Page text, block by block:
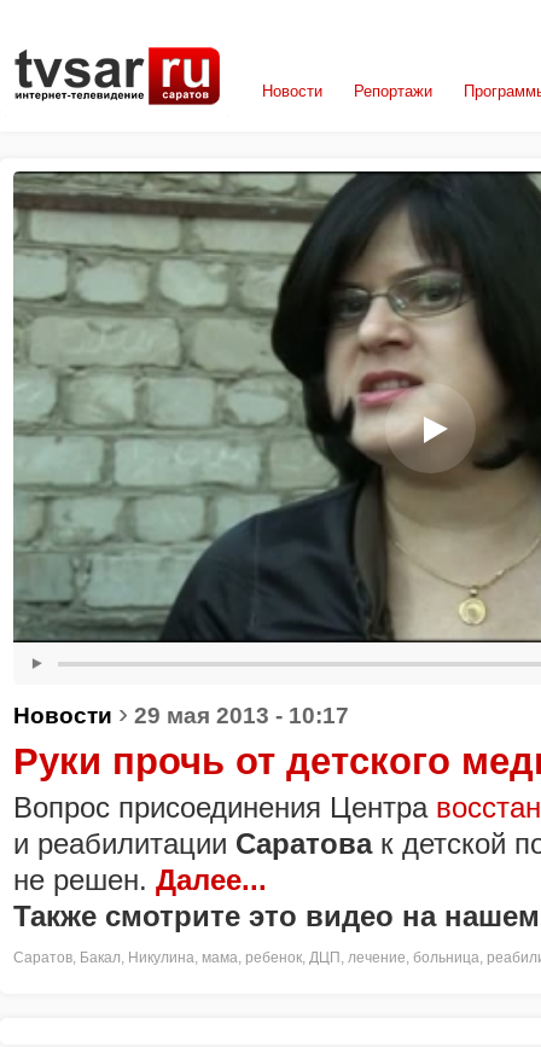
Новости Репортажи
Новости › 29 мая 2013 - 10:17
Руки прочь от детского
Вопрос присоединения Центра
и реабилитации Саратовак детской
не решен. Далее...
Также смотрите это видео на
Саратов, Бакал, Никулина, мама, ребенок, ДЦП , лечение, больница,